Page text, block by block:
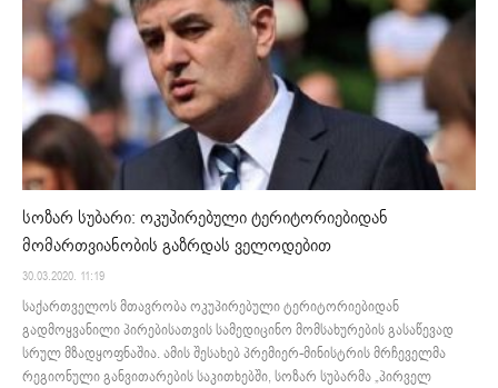
სოზარ სუბარი: ოკუპირებული ტერიტორიებიდან
მომართვიანობის გაზრდას ველოდებით
30.03.2020. 11:19
საქართველოს მთავრობა ოკუპირებული ტერიტორიებიდან
გადმოყვანილი პირებისათვის სამედიცინო მომსახურების გასაწევად
სრულ მზადყოფნაშია. ამის შესახებ პრემიერ-მინისტრის მრჩეველმა
რეგიონული განვითარების საკითხებში, სოზარ სუბარმა „პირველ